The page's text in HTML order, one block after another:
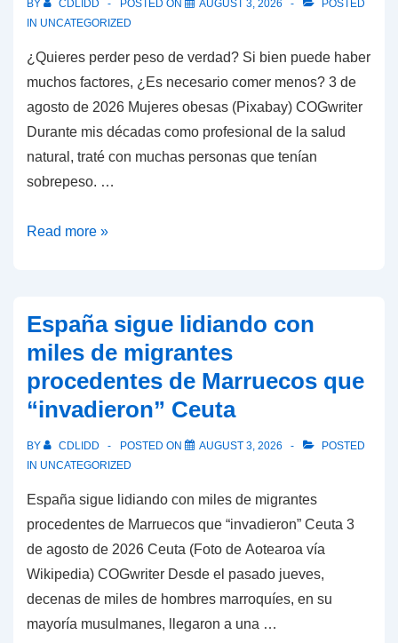
por
rey
árabe;
¿Es
esta
una
predicción
la
relacionada
con
el
ascenso
rey
Sur?
BY CDLIDD POSTED ON AUGUST 3, 2026
POSTED
IN UNCATEGORIZED
¿Quieres perder peso de verdad? Si bien puede haber
muchos factores, ¿Es necesario comer menos? 3 de
agosto de 2026 Mujeres obesas (Pixabay) COGwriter
Durante mis décadas como profesional de la salud
natural, traté con muchas personas que tenían
sobrepeso. …
¿Quieres
verdad?
Si
bien
puede
muchos
¿Es
necesario
comer
menos?
Read more »
España sigue lidiando con
miles de migrantes
procedentes de Marruecos que
“invadieron” Ceuta
BY CDLIDD POSTED ON AUGUST 3, 2026
POSTED
IN UNCATEGORIZED
España sigue lidiando con miles de migrantes
procedentes de Marruecos que “invadieron” Ceuta 3
de agosto de 2026 Ceuta (Foto de Aotearoa vía
Wikipedia) COGwriter Desde el pasado jueves,
decenas de miles de hombres marroquíes, en su
mayoría musulmanes, llegaron a una …